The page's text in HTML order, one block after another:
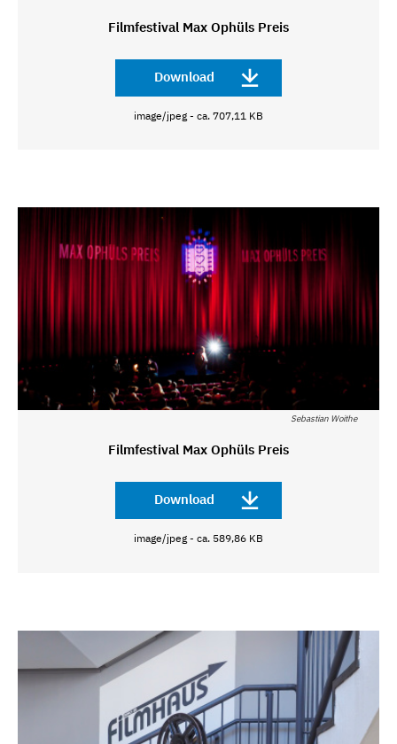
Filmfestival Max Ophüls Preis
Download
image/jpeg - ca. 707,11 KB
Sebastian Woithe
Filmfestival Max Ophüls Preis
Download
image/jpeg - ca. 589,86 KB